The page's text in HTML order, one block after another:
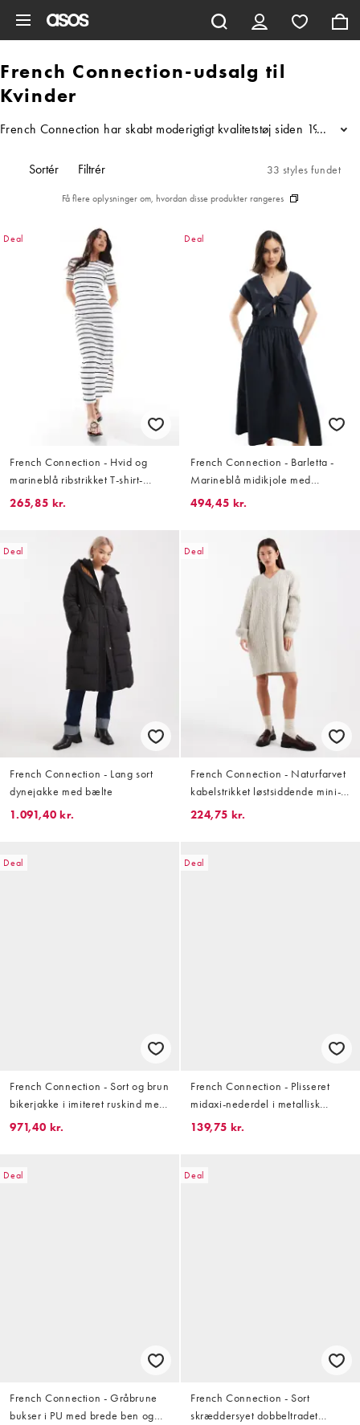
French Connection-udsalg til
Kvinder
French Connection har skabt moderigtigt kvalitetstøj siden 1972.
...
Sortér Filtrér 33 styles fundet
Få flere oplysninger om, hvordan disse produkter rangeres
Deal
French Connection - Hvid og
marineblå ribstrikket T-shirt-
maxikjole med søjlesnit og striber
265,85 kr.
Deal
French Connection - Barletta -
Marineblå midikjole med
bindebånd i bomuldspoplin
494,45 kr.
Deal
French Connection - Lang sort
dynejakke med bælte
1.091,40 kr.
Deal
French Connection - Naturfarvet
kabelstrikket løstsiddende mini-
sweaterkjole
224,75 kr.
Deal
French Connection - Sort og brun
bikerjakke i imiteret ruskind med
for i imiteret lammeskind
971,40 kr.
Deal
French Connection - Plisseret
midaxi-nederdel i metallisk
guldfarve - Del af sæt
139,75 kr.
Deal
French Connection - Gråbrune
bukser i PU med brede ben og
Deal
French Connection - Sort
skræddersyet dobbeltradet